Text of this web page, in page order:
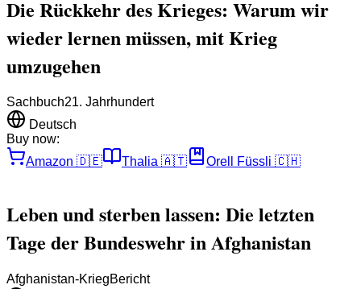
Die Rückkehr des Krieges: Warum wir
wieder lernen müssen, mit Krieg
umzugehen
Sachbuch21. Jahrhundert
Deutsch
Buy now:
Amazon 🇩🇪 Thalia 🇦🇹 Orell Füssli 🇨🇭
Leben und sterben lassen: Die letzten
Tage der Bundeswehr in Afghanistan
Afghanistan-KriegBericht